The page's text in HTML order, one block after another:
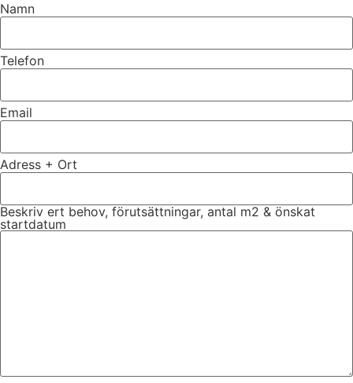
Namn
Telefon
Email
Adress + Ort
Beskriv ert behov, förutsättningar, antal m2 & önskat
startdatum